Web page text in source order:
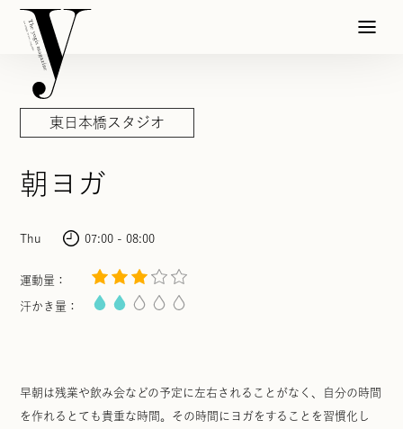
東日本橋スタジオ
朝ヨガ
Thu 07:00 - 08:00
運動量：
汗かき量：
早朝は残業や飲み会などの予定に左右されることがなく、自分の時間
を作れるとても貴重な時間。その時間にヨガをすることを習慣化し